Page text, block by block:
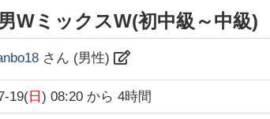
WミックスW(初中級～中級)
さん (男性)
19( 日) 08:20 から4時間